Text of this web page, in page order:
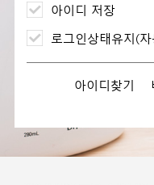
아이디 저장
로그인상태유지(
아이디찾기